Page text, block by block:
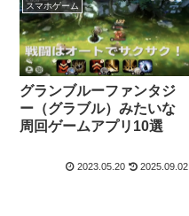
スマホゲーム
グランブルーファンタジ
ー（グラブル）みたいな
周回ゲームアプリ10選
2023.05.20 2025.09.02